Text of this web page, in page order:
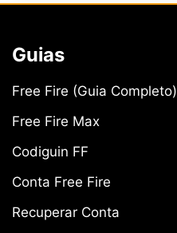
Guias
Free Fire (Guia Completo)
Free Fire Max
Codiguin FF
Conta Free Fire
Recuperar Conta